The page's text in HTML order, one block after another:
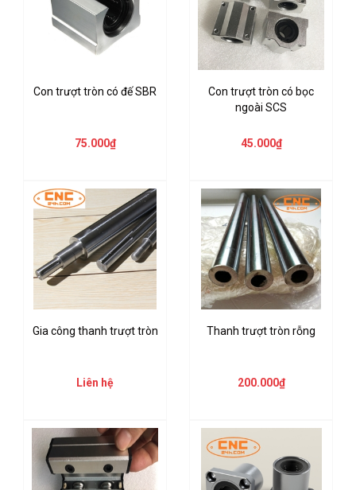
Con trượt tròn có đế SBR
75.000₫
Con trượt tròn có bọc
ngoài SCS
45.000₫
Gia công thanh trượt tròn
Liên hệ
Thanh trượt tròn rỗng
200.000₫